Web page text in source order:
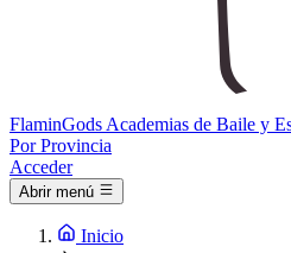
FlaminGods Academias de Baile y
Por Provincia
Acceder
Abrir menú
Inicio